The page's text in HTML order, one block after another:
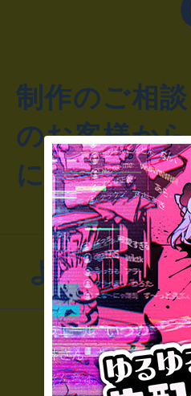
制作のご相
のお客様か
にお問い合
よくあるお
▼一